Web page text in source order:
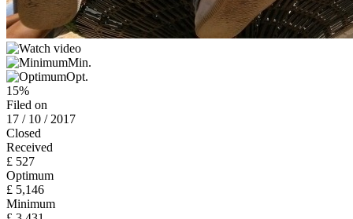
Min.
Opt.
15%
Filed on
17 / 10 / 2017
Closed
Received
£ 527
Optimum
£ 5,146
Minimum